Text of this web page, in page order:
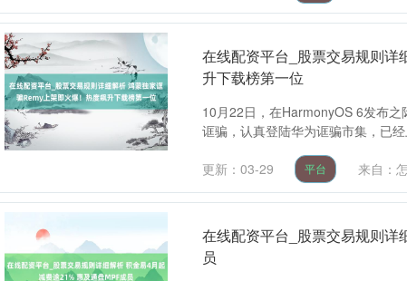
在线配资平台_股票交易规则详
升下载榜第一位
10月22日，在HarmonyOS 6发布
诓骗，认真登陆华为诓骗市集，已
更新：03-29 平台 来自：
在线配资平台_股票交易规则详
员